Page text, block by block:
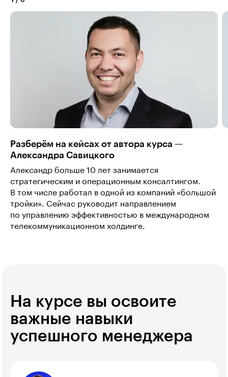
Разберём на кейсах от автора курса —
Александра Савицкого
Александр больше 10 лет занимается
стратегическим и операционным консалтингом.
В том числе работал в одной из компаний «большой
тройки». Сейчас руководит направлением
по управлению эффективностью в международном
телекоммуникационном холдинге.
На курсе вы освоите
важные навыки
успешного менеджера